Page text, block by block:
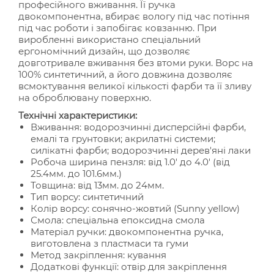
професійного вживання. Її ручка
двокомпонентна, вбирає вологу під час потіння
під час роботи і запобігає ковзанню. При
виробленні використано спеціальний
ергономічний дизайн, що дозволяє
довготривале вживання без втоми руки. Ворс на
100% синтетичний, а його довжина дозволяє
всмоктування великої кількості фарби та її зливу
на оброблювану поверхню.
Технічні характеристики:
Вживання: водорозчинні дисперсійні фарби,
емалі та грунтовки; акрилатні системи;
силікатні фарби; водорозчинні дерев'яні лаки
Робоча ширина пензля: від 1.0' до 4.0' (від
25.4мм. до 101.6мм.)
Товщина: від 13мм. до 24мм.
Тип ворсу: синтетичний
Колір ворсу: сонячно-жовтий (Sunny yellow)
Смола: спеціальна епоксидна смола
Матеріал ручки: двокомпонентна ручка,
виготовлена ​​з пластмаси та гуми
Метод закріплення: кування
Додаткові функції: отвір для закріплення